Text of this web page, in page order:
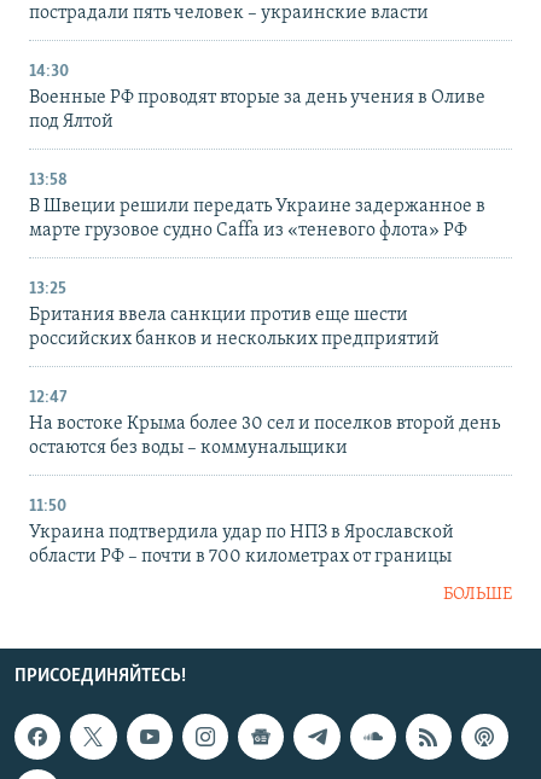
пострадали пять человек – украинские власти
14:30
Военные РФ проводят вторые за день учения в Оливе
под Ялтой
13:58
В Швеции решили передать Украине задержанное в
марте грузовое судно Caffa из «теневого флота» РФ
13:25
Британия ввела санкции против еще шести
российских банков и нескольких предприятий
12:47
На востоке Крыма более 30 сел и поселков второй день
остаются без воды – коммунальщики
11:50
Украина подтвердила удар по НПЗ в Ярославской
области РФ – почти в 700 километрах от границы
БОЛЬШЕ
ПРИСОЕДИНЯЙТЕСЬ!